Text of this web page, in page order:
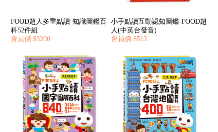
FOOD超人多重點讀-知識圖鑑百
科52件組
會員價:$3200
小手點讀互動認知圖鑑-FOOD超
人(中英台發音)
會員價:$513